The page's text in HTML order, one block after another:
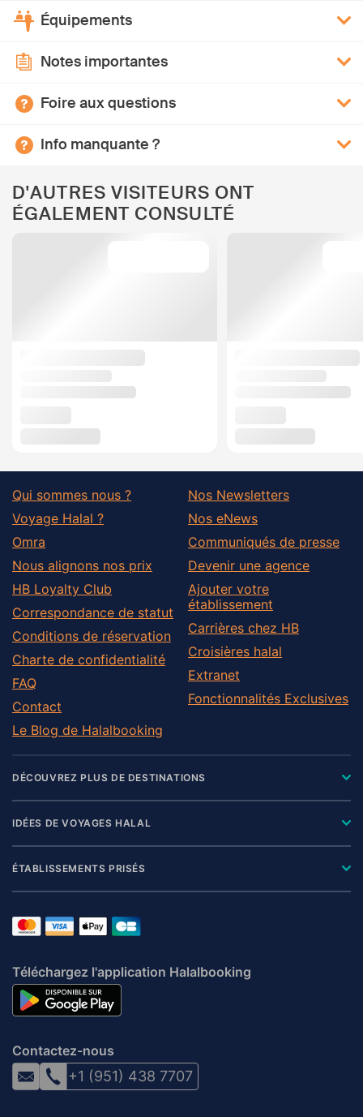
Équipements
Notes importantes
Foire aux questions
Info manquante ?
D'AUTRES VISITEURS ONT
ÉGALEMENT CONSULTÉ
Qui sommes nous ?
Voyage Halal ?
Omra
Nous alignons nos prix
HB Loyalty Club
Correspondance de statut
Conditions de réservation
Charte de confidentialité
FAQ
Contact
Le Blog de Halalbooking
Nos Newsletters
Nos eNews
Communiqués de presse
Devenir une agence
Ajouter votre
établissement
Carrières chez HB
Croisières halal
Extranet
Fonctionnalités Exclusives
DÉCOUVREZ PLUS DE DESTINATIONS
IDÉES DE VOYAGES HALAL
ÉTABLISSEMENTS PRISÉS
Téléchargez l'application Halalbooking
Contactez-nous
+1 (951) 438 7707